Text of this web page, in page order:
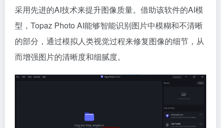
采用先进的AI技术来提升图像质量。借助该软件的AI模
型，Topaz Photo AI能够智能识别图片中模糊和不清晰
的部分，通过模拟人类视觉过程来修复图像的细节，从
而增强图片的清晰度和细腻度。